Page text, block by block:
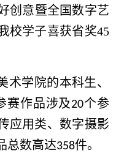
创意暨全国数字艺
校学子喜获省奖45
术学院的本科生、
赛作品涉及20个参
应用类、数字摄影
总数高达358件。